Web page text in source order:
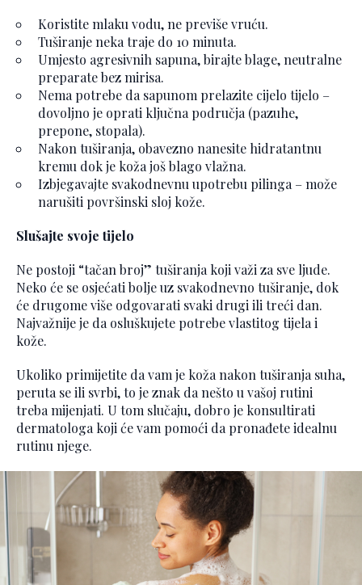
Koristite mlaku vodu, ne previše vruću.
Tuširanje neka traje do 10 minuta.
Umjesto agresivnih sapuna, birajte blage, neutralne
preparate bez mirisa.
Nema potrebe da sapunom prelazite cijelo tijelo –
dovoljno je oprati ključna područja (pazuhe,
prepone, stopala).
Nakon tuširanja, obavezno nanesite hidratantnu
kremu dok je koža još blago vlažna.
Izbjegavajte svakodnevnu upotrebu pilinga – može
narušiti površinski sloj kože.
Slušajte svoje tijelo
Ne postoji “tačan broj” tuširanja koji važi za sve ljude.
Neko će se osjećati bolje uz svakodnevno tuširanje, dok
će drugome više odgovarati svaki drugi ili treći dan.
Najvažnije je da osluškujete potrebe vlastitog tijela i
kože.
Ukoliko primijetite da vam je koža nakon tuširanja suha,
peruta se ili svrbi, to je znak da nešto u vašoj rutini
treba mijenjati. U tom slučaju, dobro je konsultirati
dermatologa koji će vam pomoći da pronađete idealnu
rutinu njege.